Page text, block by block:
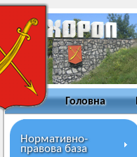
Головна
Нормативно-
правова база